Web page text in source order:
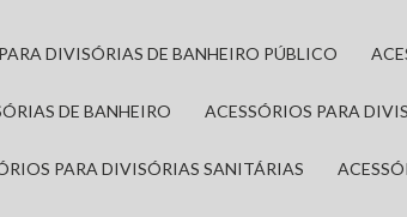
PARA DIVISÓRIAS DE BANHEIRO PÚBLICO
DE BANHEIRO ACESSÓRIOS PARA
PARA DIVISÓRIAS SANITÁRIAS